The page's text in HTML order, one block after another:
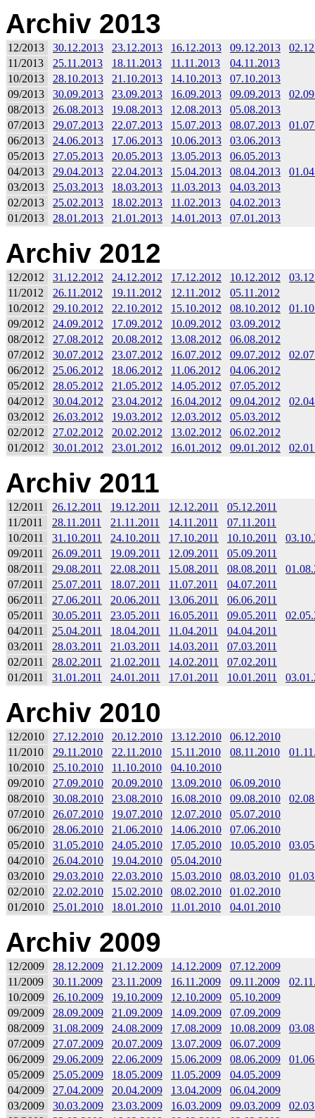
Archiv 2013
12/2013 30.12.2013 23.12.2013 16.12.2013 09.12.2013
11/2013
25.11.2013 18.11.2013 11.11.2013
04.11.2013
10/2013
28.10.2013 21.10.2013 14.10.2013
07.10.2013
09/2013
30.09.2013 23.09.2013 16.09.2013 09.09.2013
08/2013
26.08.2013 19.08.2013 12.08.2013
05.08.2013
07/2013
29.07.2013 22.07.2013 15.07.2013 08.07.2013
06/2013
24.06.2013 17.06.2013 10.06.2013
03.06.2013
05/2013
27.05.2013 20.05.2013 13.05.2013
06.05.2013
04/2013
29.04.2013 22.04.2013 15.04.2013 08.04.2013
03/2013
25.03.2013 18.03.2013 11.03.2013
04.03.2013
02/2013
25.02.2013 18.02.2013 11.02.2013
04.02.2013
01/2013
28.01.2013 21.01.2013 14.01.2013 07.01.2013
Archiv 2012
12/2012 31.12.2012 24.12.2012 17.12.2012 10.12.2012
11/2012
26.11.2012 19.11.2012 12.11.2012
05.11.2012
10/2012
29.10.2012 22.10.2012 15.10.2012 08.10.2012
09/2012
24.09.2012 17.09.2012 10.09.2012
03.09.2012
08/2012
27.08.2012 20.08.2012 13.08.2012
06.08.2012
07/2012
30.07.2012 23.07.2012 16.07.2012 09.07.2012
06/2012
25.06.2012 18.06.2012 11.06.2012
04.06.2012
05/2012
28.05.2012 21.05.2012 14.05.2012
07.05.2012
04/2012
30.04.2012 23.04.2012 16.04.2012 09.04.2012
03/2012
26.03.2012 19.03.2012 12.03.2012
05.03.2012
02/2012
27.02.2012 20.02.2012 13.02.2012
06.02.2012
01/2012
30.01.2012 23.01.2012 16.01.2012 09.01.2012
Archiv 2011
12/2011 26.12.2011 19.12.2011 12.12.2011
05.12.2011
11/2011
28.11.2011 21.11.2011 14.11.2011
07.11.2011
10/2011
31.10.2011 24.10.2011 17.10.2011 10.10.2011
09/2011
26.09.2011 19.09.2011 12.09.2011
05.09.2011
08/2011
29.08.2011 22.08.2011 15.08.2011 08.08.2011
07/2011
25.07.2011 18.07.2011 11.07.2011
04.07.2011
06/2011
27.06.2011 20.06.2011 13.06.2011
06.06.2011
05/2011
30.05.2011 23.05.2011 16.05.2011 09.05.2011
04/2011
25.04.2011 18.04.2011 11.04.2011
04.04.2011
03/2011
28.03.2011 21.03.2011 14.03.2011
07.03.2011
02/2011
28.02.2011 21.02.2011 14.02.2011
07.02.2011
01/2011
31.01.2011 24.01.2011 17.01.2011 10.01.2011
Archiv 2010
12/2010 27.12.2010 20.12.2010 13.12.2010
06.12.2010
11/2010
29.11.2010 22.11.2010 15.11.2010 08.11.2010
10/2010
25.10.2010 11.10.2010
04.10.2010
09/2010
27.09.2010 20.09.2010 13.09.2010
06.09.2010
08/2010
30.08.2010 23.08.2010 16.08.2010 09.08.2010
07/2010
26.07.2010 19.07.2010 12.07.2010
05.07.2010
06/2010
28.06.2010 21.06.2010 14.06.2010
07.06.2010
05/2010
31.05.2010 24.05.2010 17.05.2010 10.05.2010
04/2010
26.04.2010 19.04.2010
05.04.2010
03/2010
29.03.2010 22.03.2010 15.03.2010 08.03.2010
02/2010
22.02.2010 15.02.2010 08.02.2010
01.02.2010
01/2010
25.01.2010 18.01.2010 11.01.2010 04.01.2010
Archiv 2009
12/2009 28.12.2009 21.12.2009 14.12.2009
07.12.2009
11/2009
30.11.2009 23.11.2009 16.11.2009 09.11.2009
10/2009
26.10.2009 19.10.2009 12.10.2009
05.10.2009
09/2009
28.09.2009 21.09.2009 14.09.2009
07.09.2009
08/2009
31.08.2009 24.08.2009 17.08.2009 10.08.2009
07/2009
27.07.2009 20.07.2009 13.07.2009
06.07.2009
06/2009
29.06.2009 22.06.2009 15.06.2009 08.06.2009
05/2009
25.05.2009 18.05.2009 11.05.2009
04.05.2009
04/2009
27.04.2009 20.04.2009 13.04.2009
06.04.2009
03/2009
30.03.2009 23.03.2009 16.03.2009 09.03.2009